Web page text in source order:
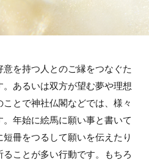
を持つ人とのご縁をつなぐた
あるいは双方が望む夢や理想
とで神社仏閣などでは、様々
年始に絵馬に願い事と書いて
冊をつるして願いを伝えたり
ことが多い行動です。もちろ